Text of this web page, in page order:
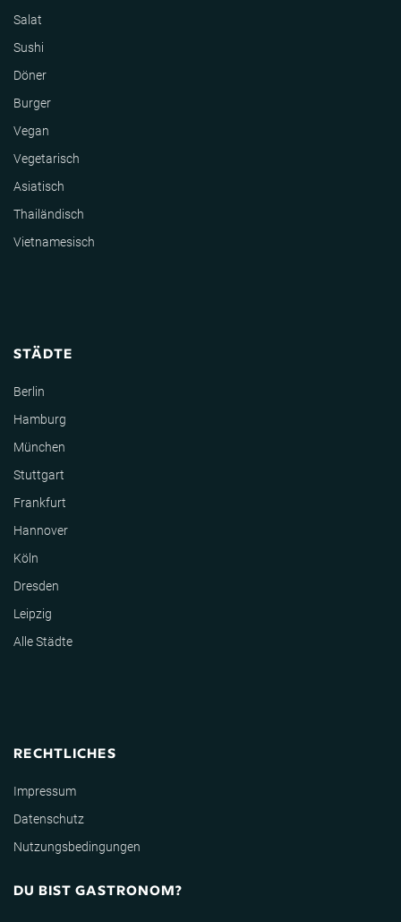
Salat
Sushi
Döner
Burger
Vegan
Vegetarisch
Asiatisch
Thailändisch
Vietnamesisch
STÄDTE
Berlin
Hamburg
München
Stuttgart
Frankfurt
Hannover
Köln
Dresden
Leipzig
Alle Städte
RECHTLICHES
Impressum
Datenschutz
Nutzungsbedingungen
DU BIST GASTRONOM?